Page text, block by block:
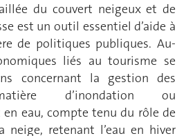
du couvert neigeux et de
est un outil essentiel d’aide à
de politiques publiques. Au-
liés au tourisme se
concernant la gestion des
d’inondation ou
en eau, compte tenu du rôle de
neige, retenant l’eau en hiver